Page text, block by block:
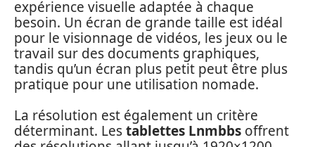
expérience visuelle adaptée à chaque
besoin. Un écran de grande taille est idéal
pour le visionnage de vidéos, les jeux ou le
travail sur des documents graphiques,
tandis qu’un écran plus petit peut être plus
pratique pour une utilisation nomade.
La résolution est également un critère
déterminant. Lestablettes Lnmbbs offrent